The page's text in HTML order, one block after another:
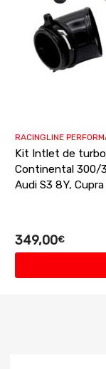
RACINGLINE
Kit Intlet de turbo
Continental 300/
Audi S3 8Y,
349,00€